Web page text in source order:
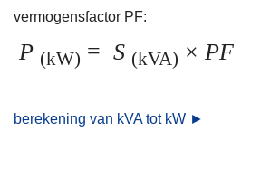
vermogensfactor PF:
P (kW) = S (kVA) × PF
berekening van kVA tot kW ►